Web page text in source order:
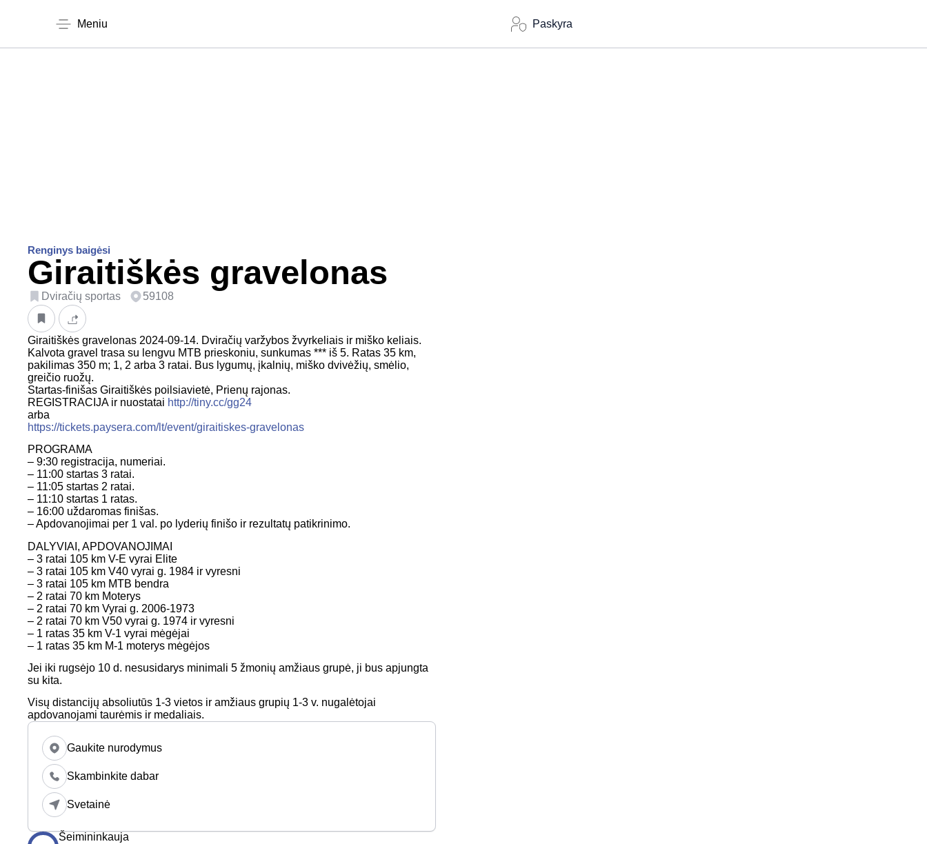
Meniu Paskyra
Renginys baigėsi
Giraitiškės gravelonas
Dviračių sportas 59108
Giraitiškės gravelonas 2024-09-14. Dviračių varžybos žvyrkeliais ir miško keliais.
Kalvota gravel trasa su lengvu MTB prieskoniu, sunkumas *** iš 5. Ratas 35 km,
pakilimas 350 m; 1, 2 arba 3 ratai. Bus lygumų, įkalnių, miško dvivėžių, smėlio,
greičio ruožų.
Startas-finišas Giraitiškės poilsiavietė, Prienų rajonas.
REGISTRACIJA ir nuostatai http://tiny.cc/gg24
arba
https://tickets.paysera.com/lt/event/giraitiskes-gravelonas
PROGRAMA
– 9:30 registracija, numeriai.
– 11:00 startas 3 ratai.
– 11:05 startas 2 ratai.
– 11:10 startas 1 ratas.
– 16:00 uždaromas finišas.
– Apdovanojimai per 1 val. po lyderių finišo ir rezultatų patikrinimo.
DALYVIAI, APDOVANOJIMAI
– 3 ratai 105 km V-E vyrai Elite
– 3 ratai 105 km V40 vyrai g. 1984 ir vyresni
– 3 ratai 105 km MTB bendra
– 2 ratai 70 km Moterys
– 2 ratai 70 km Vyrai g. 2006-1973
– 2 ratai 70 km V50 vyrai g. 1974 ir vyresni
– 1 ratas 35 km V-1 vyrai mėgėjai
– 1 ratas 35 km M-1 moterys mėgėjos
Jei iki rugsėjo 10 d. nesusidarys minimali 5 žmonių amžiaus grupė, ji bus apjungta
su kita.
Visų distancijų absoliutūs 1-3 vietos ir amžiaus grupių 1-3 v. nugalėtojai
apdovanojami taurėmis ir medaliais.
Gaukite nurodymus
Skambinkite dabar
Svetainė
Šeimininkauja